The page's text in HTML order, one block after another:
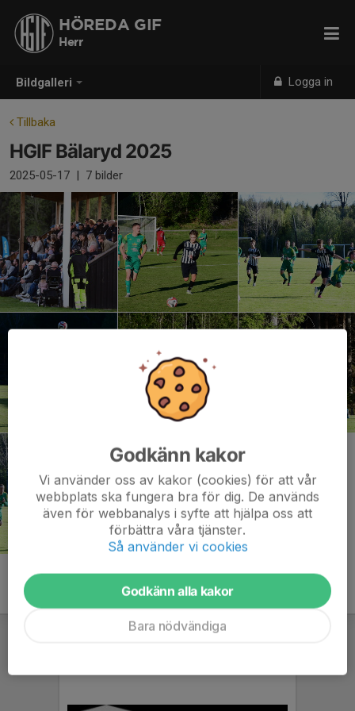
Bildgalleri Logga in
HÖREDA GIF
Herr
Tillbaka
HGIF Bälaryd 2025
2025-05-17 | 7 bilder
Godkänn kakor
Vi använder oss av kakor (cookies) för att vår
webbplats ska fungera bra för dig. De används
även för webbanalys i syfte att hjälpa oss att
förbättra våra tjänster.
Så använder vi cookies
Godkänn alla kakor
Bara nödvändiga